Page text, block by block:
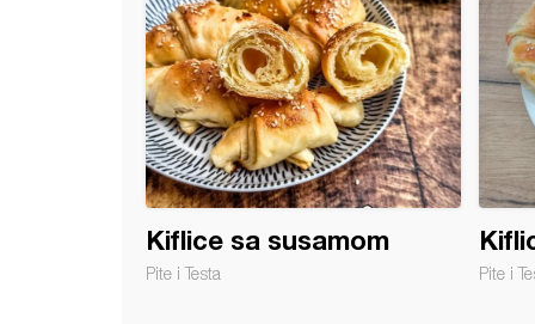
Kiflice sa susamom
Pite i Testa Pite i